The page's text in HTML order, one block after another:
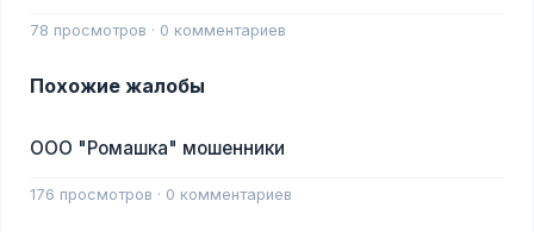
78 просмотров · 0 комментариев
Похожие жалобы
ООО "Ромашка" мошенники
176 просмотров · 0 комментариев